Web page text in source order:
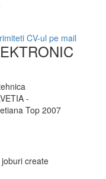
CV-ul pe mail
-
Top 2007
create